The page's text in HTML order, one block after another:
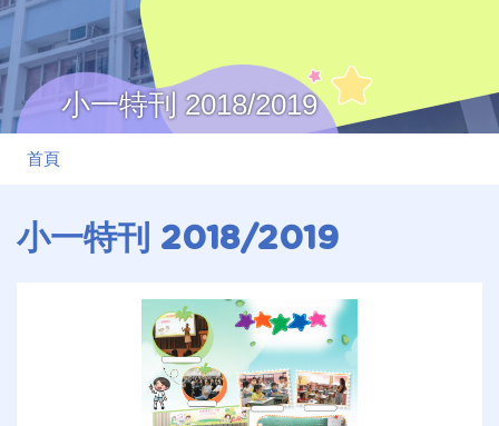
小一特刊 2018/2019
導
連
首頁
小一特刊 2018/2019